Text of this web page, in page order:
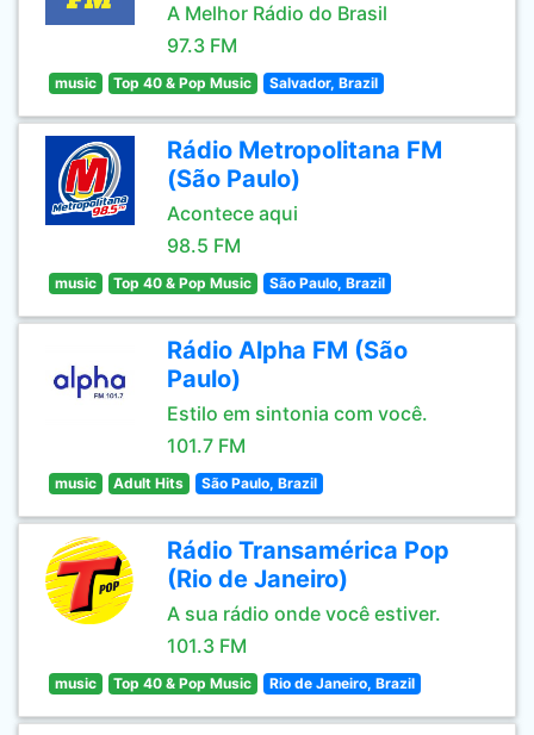
A Melhor Rádio do Brasil
97.3 FM
music Top 40 & Pop Music Salvador, Brazil
Rádio Metropolitana FM
(São Paulo)
Acontece aqui
98.5 FM
music Top 40 & Pop Music São Paulo, Brazil
Rádio Alpha FM (São
Paulo)
Estilo em sintonia com você.
101.7 FM
music Adult Hits São Paulo, Brazil
Rádio Transamérica Pop
(Rio de Janeiro)
A sua rádio onde você estiver.
101.3 FM
music Top 40 & Pop Music Rio de Janeiro, Brazil